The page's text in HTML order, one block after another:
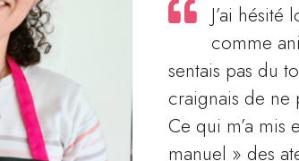
J’ai
comme
sentais pas du
craignais de ne
Ce qui m’a mis
manuel » des